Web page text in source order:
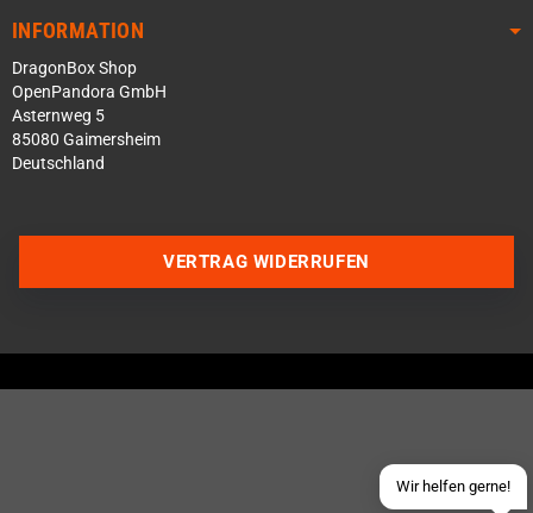
INFORMATION
DragonBox Shop
OpenPandora GmbH
Asternweg 5
85080 Gaimersheim
Deutschland
Wir helfen gerne!
Über WhatsApp schreiben
Schick uns eine eMail
VERTRAG WIDERRUFEN